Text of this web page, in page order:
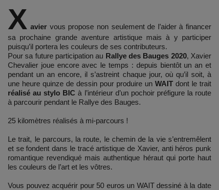
X avier vous propose non seulement de l’aider à financer
sa prochaine grande aventure artistique mais à y participer
puisqu’il portera les couleurs de ses contributeurs.
Pour sa future participation au Rallye des Bauges 2020, Xavier
Chevalier joue encore avec le temps : depuis bientôt un an et
pendant un an encore, il s’astreint chaque jour, où qu’il soit, à
une heure quinze de dessin pour produire un WAIT dont le trait
réalisé au stylo BIC à l’intérieur d’un pochoir préfigure la route
à parcourir pendant le Rallye des Bauges.
25 kilomètres réalisés à mi-parcours !
Le trait, le parcours, la route, le chemin de la vie s’entremêlent
et se fondent dans le tracé artistique de Xavier, anti héros punk
romantique revendiqué mais authentique héraut qui porte haut
les couleurs de l’art et les vôtres.
Vous pouvez acquérir pour 50 euros un WAIT dessiné à la date